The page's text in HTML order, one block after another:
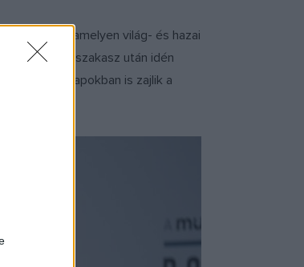
fesztivál, amelyen világ- és hazai
budapesti szakasz után idén
a napokban is zajlik a